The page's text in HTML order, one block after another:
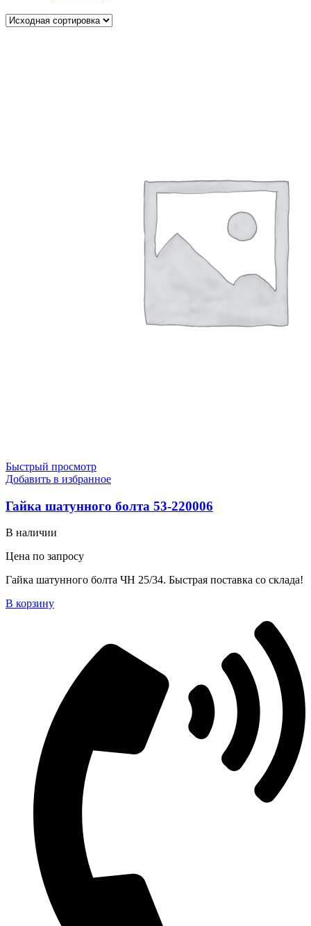
Быстрый просмотр
Добавить в избранное
Гайка шатунного болта 53-220006
В наличии
Цена по запросу
Гайка шатунного болта ЧН 25/34. Быстрая поставка со склада!
В корзину